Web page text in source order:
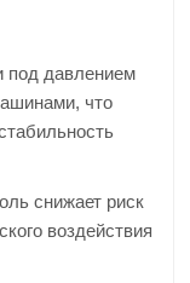
под давлением
что
снижает риск
воздействия